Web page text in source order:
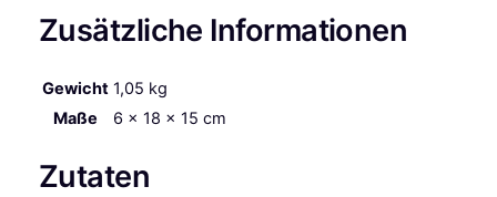
g
Zusätzliche Informationen
Gewicht 1,05 kg
Maße
6 × 18 × 15 cm
Zutaten